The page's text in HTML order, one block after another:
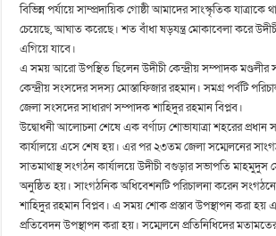
বিভিন্ন পর্যায়ে সাম্প্রদায়িক গোষ্ঠী আমাদের সাংস্কৃতিক যাত্রাকে
চেয়েছে, আঘাত করেছে। শত বাঁধা ষড়যন্ত্র মোকাবেলা করে
এগিয়ে যাবে।
এ সময় আরো উপস্থিত ছিলেন উদীচী কেন্দ্রীয় সম্পাদক মণ্ডলীর
কেন্দ্রীয় সংসদের সদস্য মোস্তাফিজার রহমান। সমগ্র পর্বটি
জেলা সংসদের সাধারণ সম্পাদক শাহিদুর রহমান বিপ্লব।
উদ্বোধনী আলোচনা শেষে এক বর্ণাঢ্য শোভাযাত্রা শহরের প্রধান
কার্যালয়ে এসে শেষ হয়। এর পর ২৩তম জেলা সম্মেলনের
সাতমাথাস্থ সংগঠন কার্যালয়ে উদীচী বগুড়ার সভাপতি মাহমুদুস
অনুষ্ঠিত হয়। সাংগঠনিক অধিবেশনটি পরিচালনা করেন
শাহিদুর রহমান বিপ্লব। এ সময় শোক প্রস্তাব উপস্থাপন করা হয়
প্রতিবেদন উপস্থাপন করা হয়। সম্মেলনে প্রতিনিধিদের